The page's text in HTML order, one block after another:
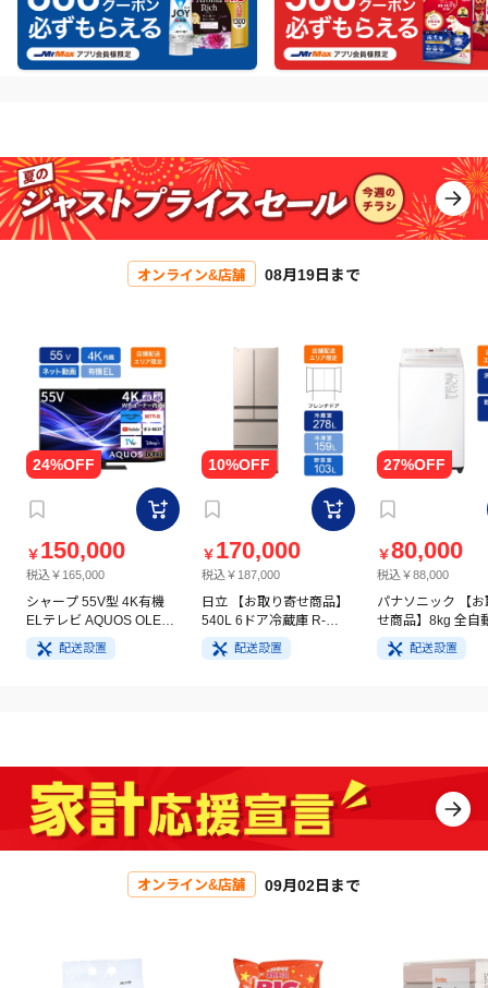
オンライン&店舗 08月19日まで
￥ 150,000
税込￥165,000
シャープ 55V型 4K有機
ELテレビ AQUOS OLED
4T-C55GQ3
配送設置
￥ 170,000
税込￥187,000
日立 【お取り寄せ商品】
540L 6ドア冷蔵庫 R-
HW54V(N) ライトゴール
ド
配送設置
￥80,000
税込￥88,000
パナソニック 【お
せ商品】8kg 全自
洗濯機 NA-
イト
配送設置
オンライン&店舗 09月02日まで